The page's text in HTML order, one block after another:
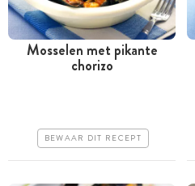
Minder dan 30 minuten
Erg makkelijk
Mosselen met pikante
chorizo
BEWAAR DIT RECEPT